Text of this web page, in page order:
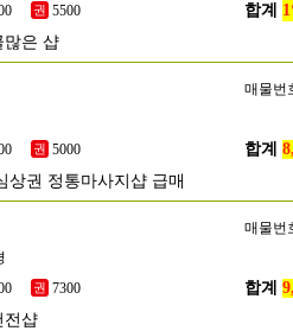
5500 합계
많은 샵
매물번
5000 합계
상권 정통마사지샵 급매
매물번
7300 합계
전샵